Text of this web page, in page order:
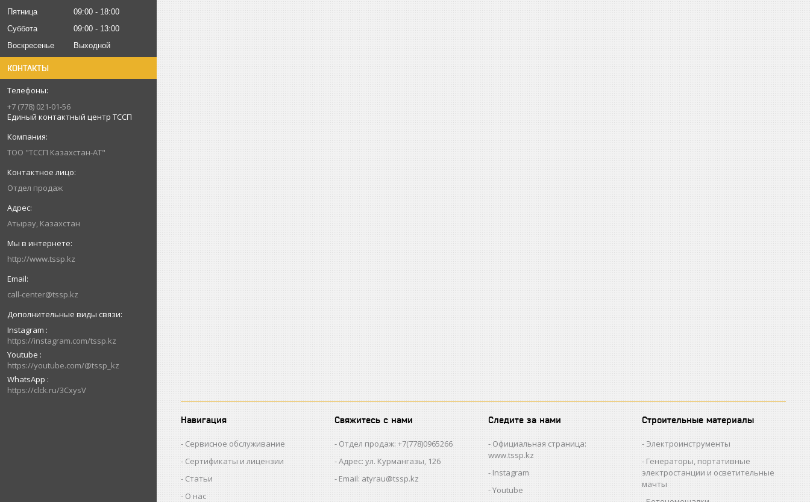
Пятница
09:00
18:00
Суббота
09:00
13:00
Воскресенье
Выходной
КОНТАКТЫ
+7 (778) 021-01-56
Единый контактный центр ТССП
ТОО "ТССП Казахстан-АТ"
Отдел продаж
Атырау, Казахстан
http://www.tssp.kz
call-center@tssp.kz
Instagram
https://instagram.com/tssp.kz
Youtube
https://youtube.com/@tssp_kz
WhatsApp
https://clck.ru/3CxysV
Навигация
Сервисное обслуживание
Сертификаты и лицензии
Статьи
О нас
Свяжитесь с нами
Отдел продаж: +7(778)0965266
Адрес: ул. Курмангазы, 126
Email: atyrau@tssp.kz
Следите за нами
Официальная страница:
www.tssp.kz
Instagram
Youtube
Строительные материалы
Электроинструменты
Генераторы, портативные
электростанции и осветительные
мачты